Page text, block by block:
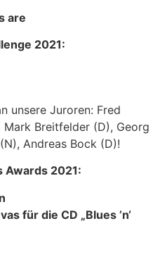
are
2021:
unsere Juroren: Fred
Breitfelder (D), Georg
Andreas Bock (D)!
Awards 2021:
für die CD „Blues ’n‘